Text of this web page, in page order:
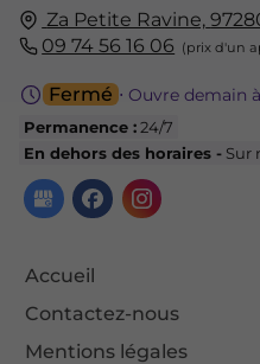
Za Petite Ravine,
09 74 56 16 06
Fermé ⋅ Ouvre demain
Permanence :24/7
En dehors des horaires - Sur
Accueil
Contactez-nous
Mentions légales